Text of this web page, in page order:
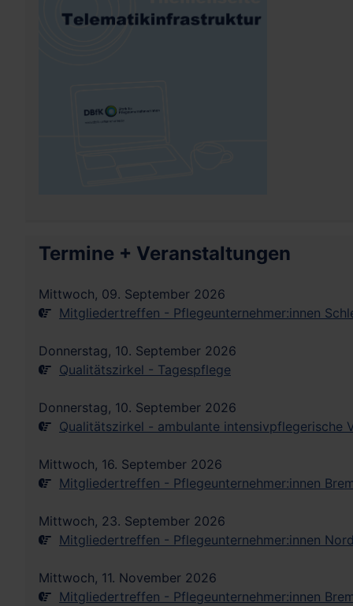
Termine + Veranstaltungen
Mittwoch, 09. September 2026
Mitgliedertreffen - Pflegeunternehmer:innen
Donnerstag, 10. September 2026
Qualitätszirkel - Tagespflege
Donnerstag, 10. September 2026
Qualitätszirkel - ambulante intensivpflegerische
Mittwoch, 16. September 2026
Mitgliedertreffen - Pflegeunternehmer:innen
Mittwoch, 23. September 2026
Mitgliedertreffen - Pflegeunternehmer:innen
Mittwoch, 11. November 2026
Mitgliedertreffen - Pflegeunternehmer:innen